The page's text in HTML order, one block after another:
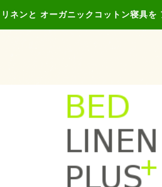
ネンと オーガニックコットン寝具